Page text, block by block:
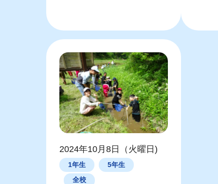
2024年10月8日（火曜日)
1年生 5年生
全校